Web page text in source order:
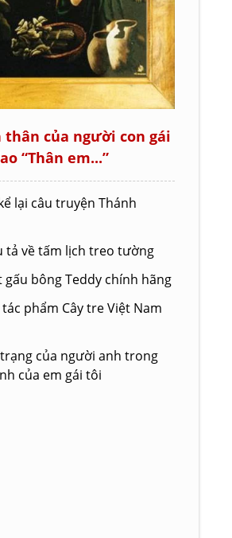
của người con gái
“Thân em...”
lại câu truyện Thánh
tả về tấm lịch treo tường
gấu bông Teddy chính hãng
phẩm Cây tre Việt Nam
của người anh trong
của em gái tôi